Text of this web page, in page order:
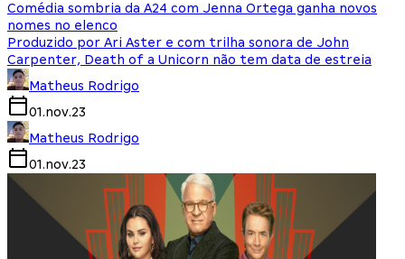
Comédia sombria da A24 com Jenna Ortega ganha novos
nomes no elenco
Produzido por Ari Aster e com trilha sonora de John
Carpenter, Death of a Unicorn não tem data de estreia
Matheus Rodrigo
01.nov.23
Matheus Rodrigo
01.nov.23